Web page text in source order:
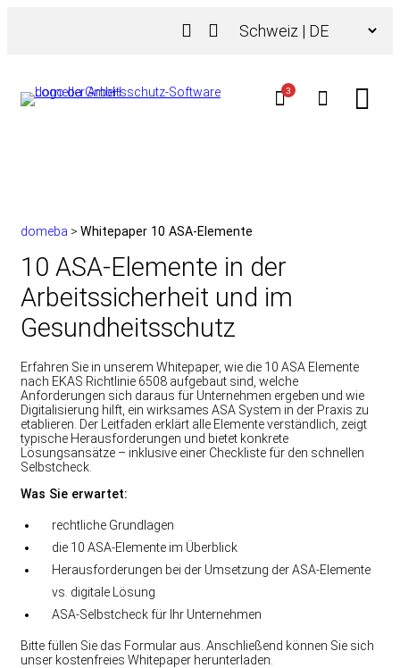
3
domeba > Whitepaper 10 ASA-Elemente
10 ASA-Elemente in der
Arbeitssicherheit und im
Gesundheitsschutz
Erfahren Sie in unserem Whitepaper, wie die 10 ASA Elemente
nach EKAS Richtlinie 6508 aufgebaut sind, welche
Anforderungen sich daraus für Unternehmen ergeben und wie
Digitalisierung hilft, ein wirksames ASA System in der Praxis zu
etablieren. Der Leitfaden erklärt alle Elemente verständlich, zeigt
typische Herausforderungen und bietet konkrete
Lösungsansätze – inklusive einer Checkliste für den schnellen
Selbstcheck.
Was Sie erwartet:
rechtliche Grundlagen
die 10 ASA-Elemente im Überblick
Herausforderungen bei der Umsetzung der ASA-Elemente
vs. digitale Lösung
ASA-Selbstcheck für Ihr Unternehmen
Bitte füllen Sie das Formular aus. Anschließend können Sie sich
unser kostenfreies Whitepaper herunterladen.